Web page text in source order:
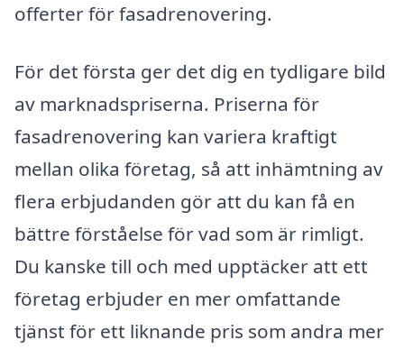
offerter för fasadrenovering.
För det första ger det dig en tydligare bild
av marknadspriserna. Priserna för
fasadrenovering kan variera kraftigt
mellan olika företag, så att inhämtning av
flera erbjudanden gör att du kan få en
bättre förståelse för vad som är rimligt.
Du kanske till och med upptäcker att ett
företag erbjuder en mer omfattande
tjänst för ett liknande pris som andra mer